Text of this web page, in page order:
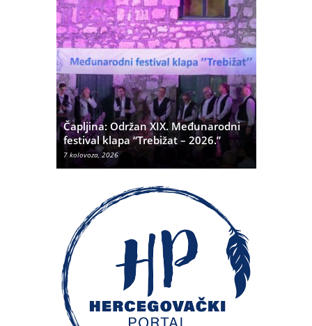
Čapljina: Održan XIX. Međunarodni
festival klapa “Trebižat – 2026.”
7 kolovoza, 2026